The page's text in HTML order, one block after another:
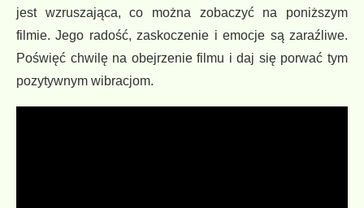
jest wzruszająca, co można zobaczyć na poniższym
filmie. Jego radość, zaskoczenie i emocje są zaraźliwe.
Poświęć chwilę na obejrzenie filmu i daj się porwać tym
pozytywnym wibracjom.